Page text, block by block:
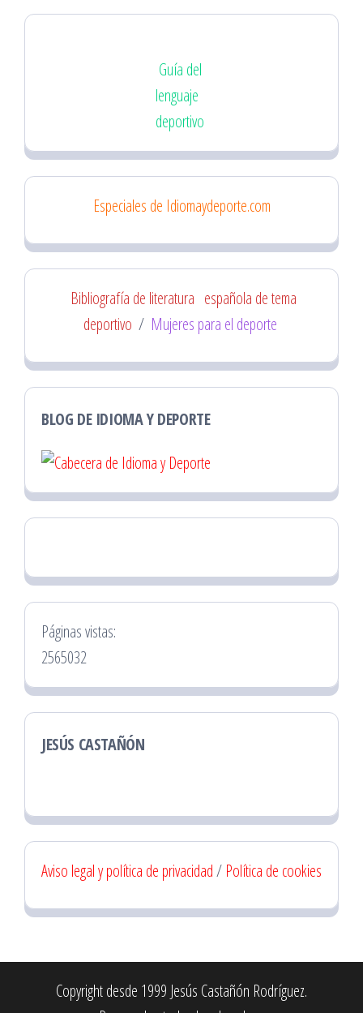
Guía del
lenguaje
deportivo
Especiales de Idiomaydeporte.com
Bibliografía de literatura española de tema
deportivo / Mujeres para el deporte
BLOG DE IDIOMA Y DEPORTE
Páginas vistas:
2565032
JESÚS CASTAÑÓN
Aviso legal y política de privacidad/ Política de cookies
Copyright desde 1999 Jesús Castañón Rodríguez.